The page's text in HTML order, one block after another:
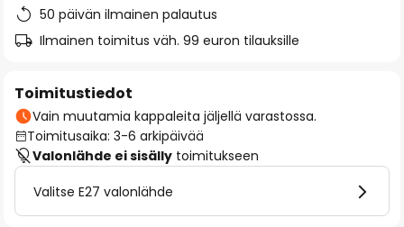
50 päivän ilmainen palautus
Ilmainen toimitus väh. 99 euron tilauksille
Toimitustiedot
Vain muutamia kappaleita jäljellä varastossa.
Toimitusaika: 3-6 arkipäivää
Valonlähde ei sisälly toimitukseen
Valitse E27 valonlähde